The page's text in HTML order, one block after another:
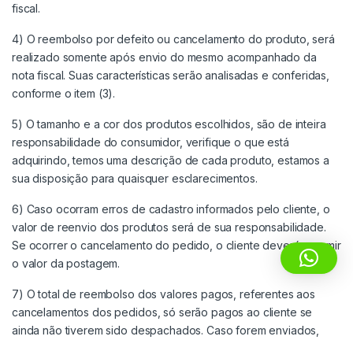
fiscal.
4) O reembolso por defeito ou cancelamento do produto, será
realizado somente após envio do mesmo acompanhado da
nota fiscal. Suas características serão analisadas e conferidas,
conforme o item (3).
5) O tamanho e a cor dos produtos escolhidos, são de inteira
responsabilidade do consumidor, verifique o que está
adquirindo, temos uma descrição de cada produto, estamos a
sua disposição para quaisquer esclarecimentos.
6) Caso ocorram erros de cadastro informados pelo cliente, o
valor de reenvio dos produtos será de sua responsabilidade.
Se ocorrer o cancelamento do pedido, o cliente deverá assumir
o valor da postagem.
7) O total de reembolso dos valores pagos, referentes aos
cancelamentos dos pedidos, só serão pagos ao cliente se
ainda não tiverem sido despachados. Caso forem enviados,